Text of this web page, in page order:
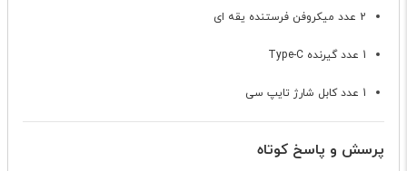
2 عدد میکروفن فرستنده یقه ای
1 عدد گیرنده Type-C
1 عدد کابل شارژ تایپ سی
پرسش و پاسخ کوتاه